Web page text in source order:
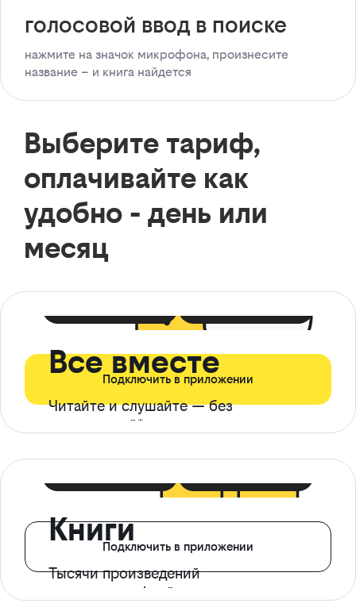
голосовой ввод в поиске
нажмите на значок микрофона, произнесите
название – и книга найдется
Выберите тариф,
оплачивайте как
удобно - день или
месяц
Все вместе
Читайте и слушайте — без
ограничений*
Подключить в приложении
Книги
Тысячи произведений
с доступом офлайн
Подключить в приложении